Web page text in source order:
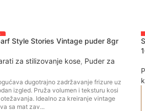
Style Stories Vintage puder 8gr
za stilizovanje kose, Puder za
dugotrajno zadržavanje frizure uz
izgled. Pruža volumen i teksturu kosi
Idealno za kreiranje vintage
sa mat zav...